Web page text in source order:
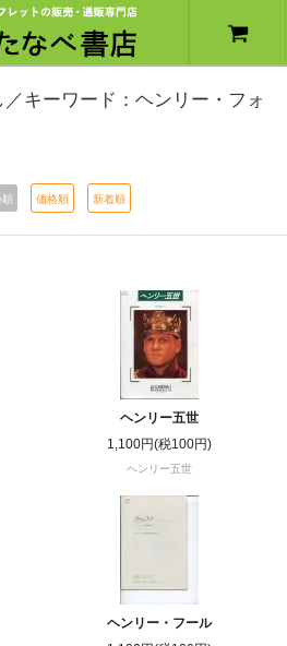
キーワード：ヘンリー・フォ
価格順 新着順
ヘンリー五世
1,100円(税100円)
ヘンリー五世
ヘンリー・フール